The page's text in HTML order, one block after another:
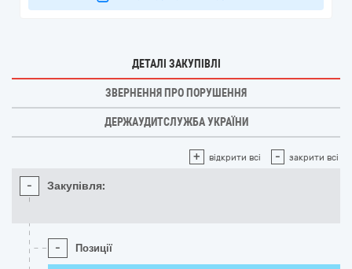
ДЕТАЛІ ЗАКУПІВЛІ
ЗВЕРНЕННЯ ПРО ПОРУШЕННЯ
ДЕРЖАУДИТСЛУЖБА УКРАЇНИ
+ відкрити всі - закрити всі
- Закупівля:
- Позиції